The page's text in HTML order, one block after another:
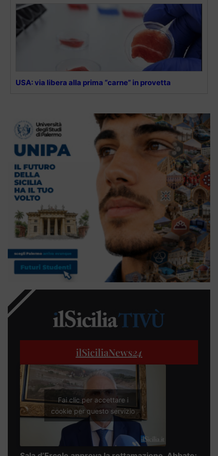
USA: via libera alla prima “carne” in provetta
ilSiciliaNews24
Fai clic per accettare i
cookie per questo servizio